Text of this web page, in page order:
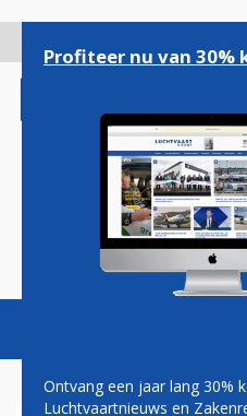
gaan
Magazine
Profiteer nu van 30%
Ontvang een jaar lang 30%
Luchtvaartnieuws en